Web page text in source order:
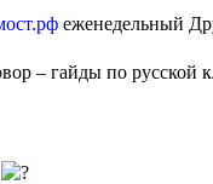
еженедельный
– гайды по русской